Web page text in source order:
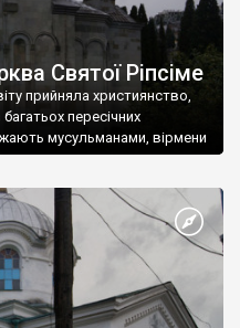
Святої Ріпсіме
прийняла християнство,
пересічних
мусульманами, вірмени